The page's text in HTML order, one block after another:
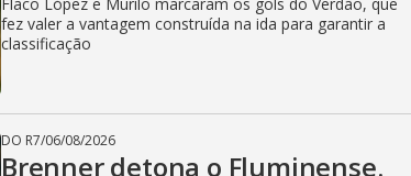
fez valer a vantagem construída na ida para garantir a
classificação
DO R7/06/08/2026
Brenner detona o Fluminense.